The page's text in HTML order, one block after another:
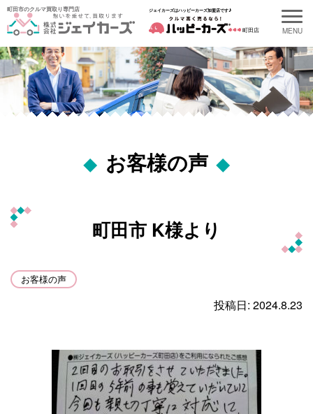
町田市のクルマ買取り専門店 ジェイカーズはハッピーカーズ加盟店です♪
町田店
お客様の声
町田市 K様より
お客様の声
投稿日: 2024.8.23
最新の記事
Recent Entries
町田市 K様より
町田市 K様より
車の買取事例